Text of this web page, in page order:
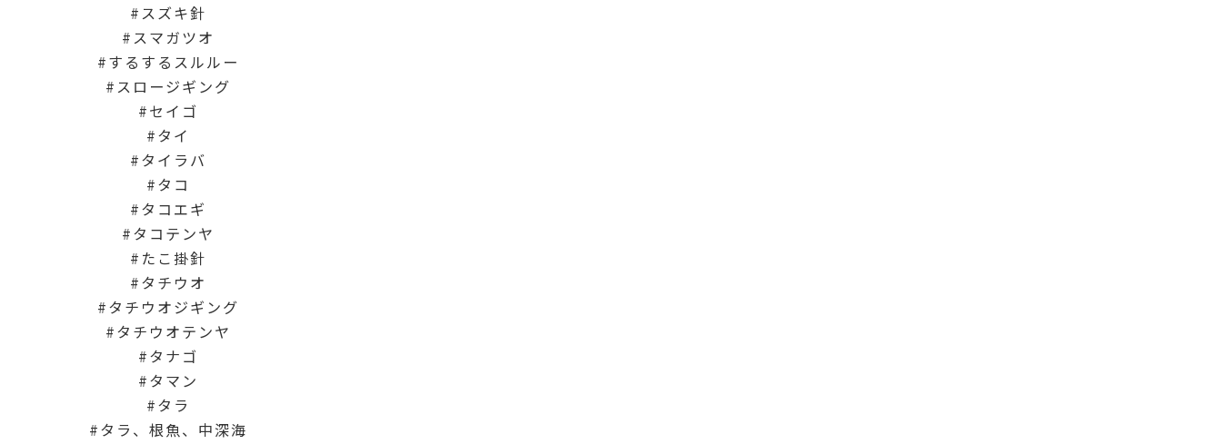
スズキ針
スマガツオ
するするスルルー
スロージギング
セイゴ
タイ
タイラバ
タコ
タコエギ
タコテンヤ
たこ掛針
タチウオ
タチウオジギング
タチウオテンヤ
タナゴ
タマン
タラ
タラ、根魚、中深海